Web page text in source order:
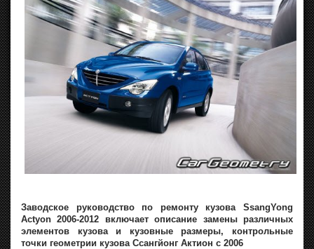
Заводское руководство по ремонту кузова SsangYong
Actyon 2006-2012 включает описание замены различных
элементов кузова и кузовные размеры, контрольные
точки геометрии кузова Ссангйонг Актион с 2006